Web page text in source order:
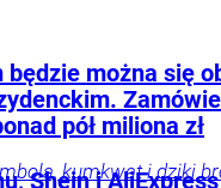
będzie można się
pół miliona zł
kumkwat i dziki
Shein i